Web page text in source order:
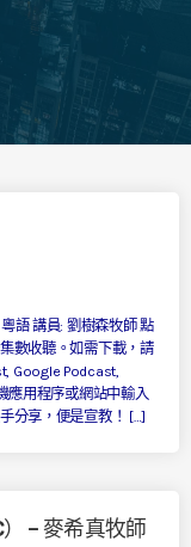
語 講員: 劉樹森牧師 點
數收聽。如需下載，請
Google Podcast,
應用程序或網站中輸入
分享，便是宣教！ […]
– 麥希真牧師